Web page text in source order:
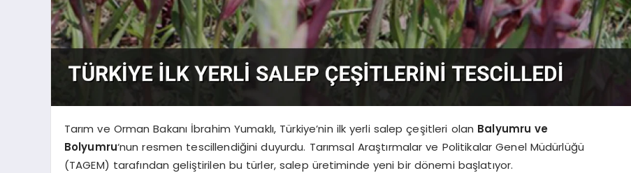
Tarım ve Orman Bakanı İbrahim Yumaklı, Türkiye’nin ilk yerli salep çeşitleri olan Balyumru ve
Bolyumru‘nun resmen tescillendiğini duyurdu. Tarımsal Araştırmalar ve Politikalar Genel Müdürlüğü
(TAGEM) tarafından geliştirilen bu türler, salep üretiminde yeni bir dönemi başlatıyor.